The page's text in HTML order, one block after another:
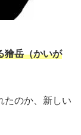
獪岳（かいが
たのか、新しい